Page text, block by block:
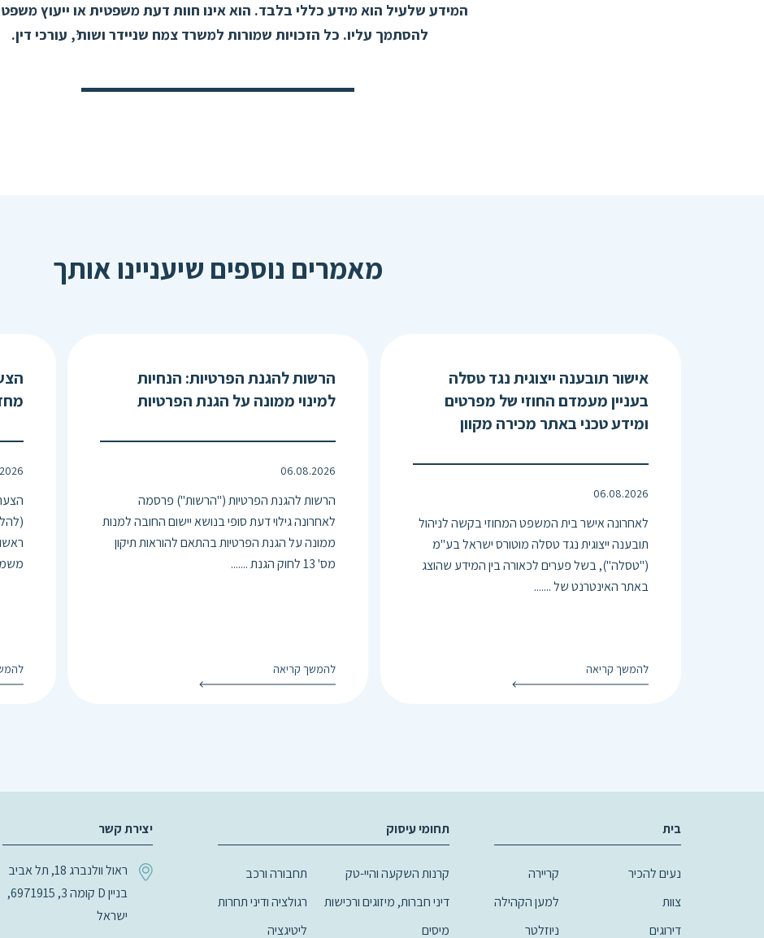
המידע שלעיל הוא מידע כללי בלבד. הוא אינו חוות דעת משפטית או ייעוץ
להסתמך עליו. כל הזכויות שמורות למשרד צמח שניידר ושות’, עורכי דין.
מאמרים נוספים שיעניינו אותך
אישור תובענה ייצוגית נגד טסלה
בעניין מעמדם החוזי של מפרטים
ומידע טכני באתר מכירה מקוון
06.08.2026
לאחרונה אישר בית המשפט המחוזי בקשה לניהול
תובענה ייצוגית נגד טסלה מוטורס ישראל בע"מ
("טסלה"), בשל פערים לכאורה בין המידע שהוצג
באתר האינטרנט של .......
להמשך קריאה
הרשות להגנת הפרטיות: הנחיות
למינוי ממונה על הגנת הפרטיות
06.08.2026
הרשות להגנת הפרטיות ("הרשות") פרסמה
לאחרונה גילוי דעת סופי בנושא יישום החובה למנות
ממונה על הגנת הפרטיות בהתאם להוראות תיקון
מס' 13 לחוק הגנת .......
להמשך קריאה
בית
נעים להכיר
צוות
דירוגים
קריירה
למען הקהילה
ניוזלטר
תחומי עיסוק
קרנות השקעה והיי-טק
דיני חברות, מיזוגים ורכישות
מיסים
תחבורה ורכב
רגולציה ודיני תחרות
ליטיגציה
יצירת קשר
ראול וולנברג 18, תל אביב
בניין D קומה 3, 6971915,
ישראל